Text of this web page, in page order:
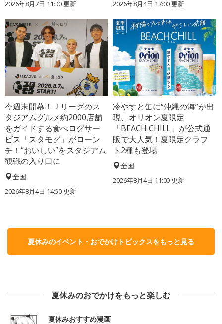
2026年8月7日 11:00更新 2026年8月4日 17:00更新
今週末開幕！Ｊリーグのス
タジアムグルメ約2000店舗
をガイドする食べログサー
ビス「スタモグ」がローン
チ！“おいしい”をスタジアム
観戦の入り口に
全国
2026年8月4日 14:50更新
冷やすと缶に“沖縄の海”が出
現、オリオン夏限定
「BEACH CHILL」が公式通
販で大人気！夏限定クラフ
ト2種も登場
全国
2026年8月4日 11:00更新
夏休みのイベント・おでかけトピックスをもっと見る
夏休みのおでかけをもっと楽しむ
夏休みおすすめ漫画